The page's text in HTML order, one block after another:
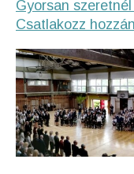
Gyorsan
Csatlakozz